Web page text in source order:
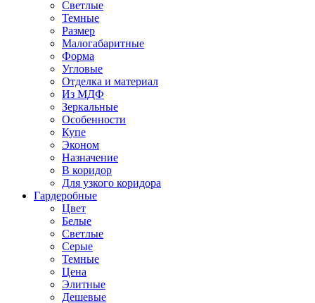
Светлые
Темные
Размер
Малогабаритные
Форма
Угловые
Отделка и материал
Из МДФ
Зеркальные
Особенности
Купе
Эконом
Назначение
В коридор
Для узкого коридора
Гардеробные
Цвет
Белые
Светлые
Серые
Темные
Цена
Элитные
Дешевые